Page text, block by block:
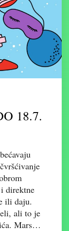
18.7.
direktne
ili daju.
ali to je
Mars…